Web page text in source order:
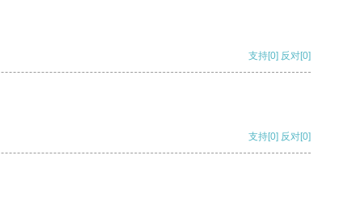
支持[0] 反对[0]
支持[0] 反对[0]